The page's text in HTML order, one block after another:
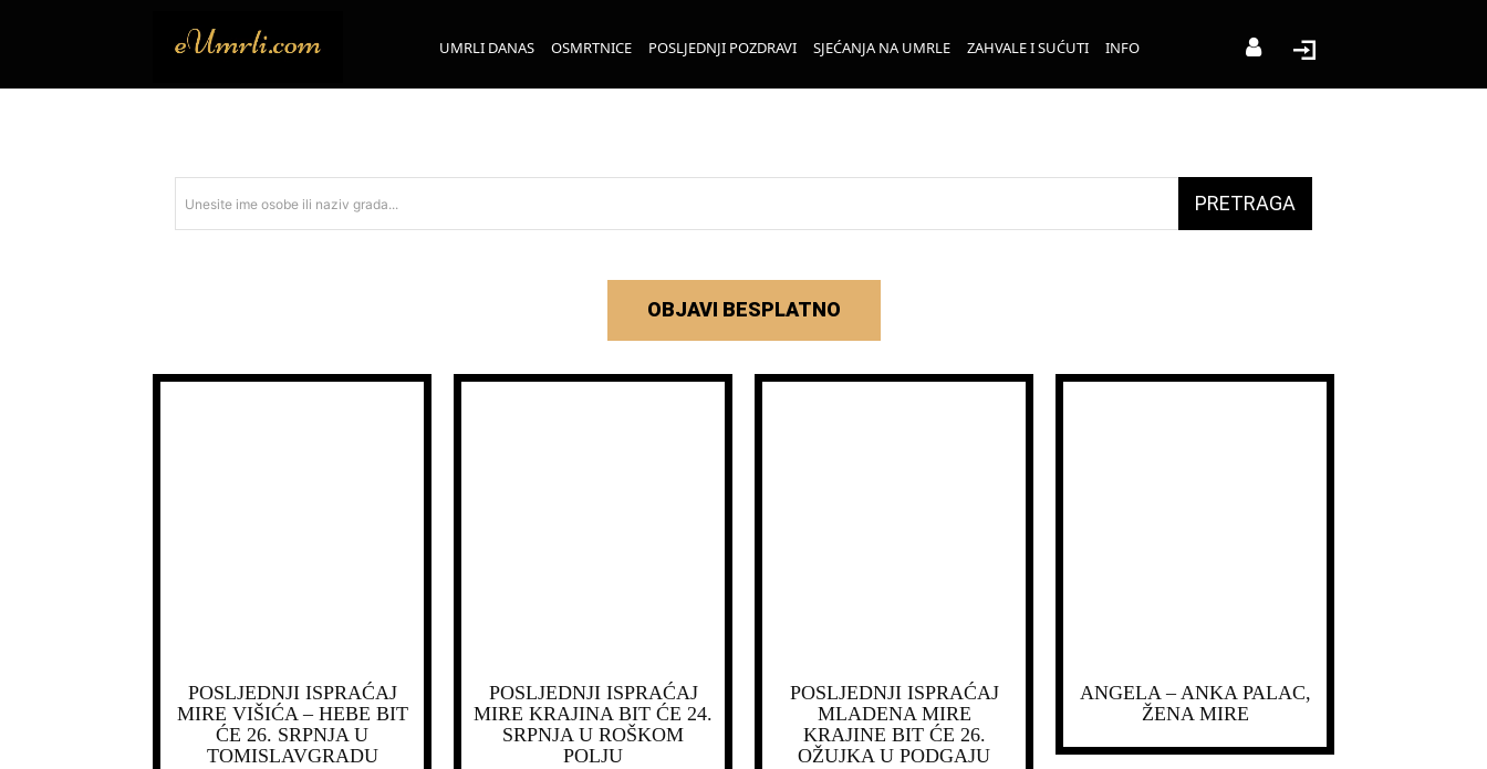
UMRLI DANAS OSMRTNICE POSLJEDNJI POZDRAVI SJEĆANJA NA UMRLE ZAHVALE I SUĆUTI INFO
Unesite ime osobe ili naziv grada... PRETRAGA
OBJAVI BESPLATNO
POSLJEDNJI ISPRAĆAJ
MIRE VIŠIĆA – HEBE BIT
ĆE 26. SRPNJA U
TOMISLAVGRADU
POSLJEDNJI ISPRAĆAJ
MIRE KRAJINA BIT ĆE 24.
SRPNJA U ROŠKOM
POLJU
POSLJEDNJI ISPRAĆAJ
MLADENA MIRE
KRAJINE BIT ĆE 26.
OŽUJKA U PODGAJU
ANGELA – ANKA PALAC,
ŽENA MIRE